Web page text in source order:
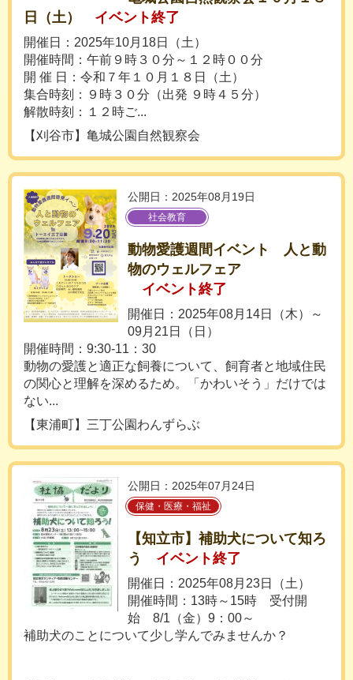
日（土）
イベント終了
開催日：2025年10月18日（土）
開催時間：午前９時３０分～１２時００分
開 催 日：令和７年１０月１８日（土）
集合時刻：９時３０分（出発 ９時４５分）
解散時刻：１２時ご...
【刈谷市】亀城公園自然観察会
公開日：2025年08月19日
社会教育
動物愛護週間イベント 人と動
物のウェルフェア
イベント終了
開催日：2025年08月14日（木）～
09月21日（日）
開催時間：9:30-11：30
動物の愛護と適正な飼養について、飼育者と地域住民
の関心と理解を深めるため。「かわいそう」だけでは
ない...
【東浦町】三丁公園わんずらぶ
公開日：2025年07月24日
保健・医療・福祉
【知立市】補助犬について知ろ
う
イベント終了
開催日：2025年08月23日（土）
開催時間：13時～15時 受付開
始 8/1（金）9：00～
補助犬のことについて少し学んでみませんか？